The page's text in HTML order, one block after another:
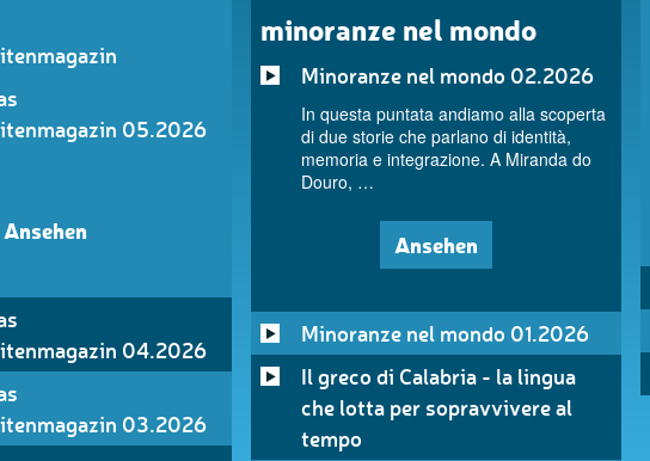
05.2026
Ansehen
04.2026
03.2026
minoranze nel mondo
Minoranze nel mondo 02.2026
In questa puntata andiamo alla scoperta
di due storie che parlano di identità,
memoria e integrazione. A Miranda do
Douro, …
Ansehen
Minoranze nel mondo 01.2026
Il greco di Calabria - la lingua
che lotta per sopravvivere al
tempo